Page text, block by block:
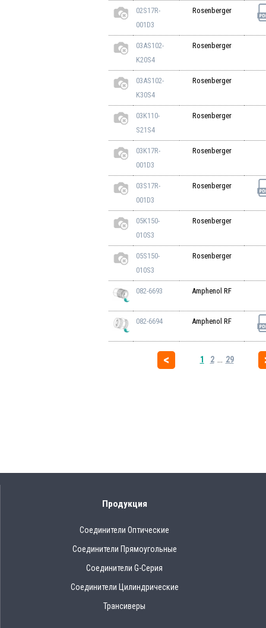
02S17R-
001D3
Rosenberger
03AS102-
K20S4
Rosenberger
03AS102-
K30S4
Rosenberger
03K110-
S21S4
Rosenberger
03K17R-
001D3
Rosenberger
03S17R-
001D3
Rosenberger
05K150-
010S3
Rosenberger
05S150-
010S3
Rosenberger
082-6693 Amphenol RF
082-6694 Amphenol RF
1 2 29
Продукция
Соединители Оптические
Соединители Прямоугольные
Соединители G-Серия
Соединители Цилиндрические
Трансиверы